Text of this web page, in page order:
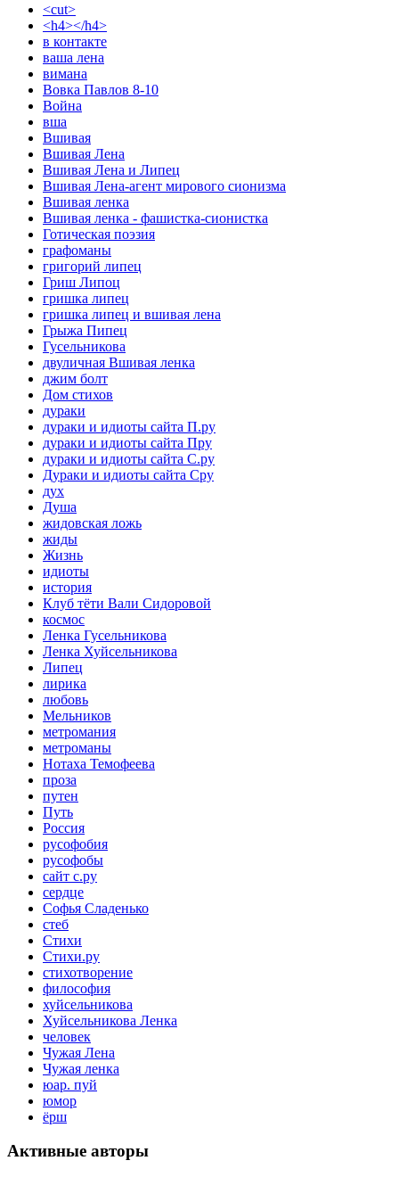
<cut>
<h4></h4>
в контакте
ваша лена
вимана
Вовка Павлов 8-10
Война
вша
Вшивая
Вшивая Лена
Вшивая Лена и Липец
Вшивая Лена-агент мирового сионизма
Вшивая ленка
Вшивая ленка - фашистка-сионистка
Готическая поэзия
графоманы
григорий липец
Гриш Липоц
гришка липец
гришка липец и вшивая лена
Грыжа Пипец
Гусельникова
двуличная Вшивая ленка
джим болт
Дом стихов
дураки
дураки и идиоты сайта П.ру
дураки и идиоты сайта Пру
дураки и идиоты сайта С.ру
Дураки и идиоты сайта Сру
дух
Душа
жидовская ложь
жиды
Жизнь
идиоты
история
Клуб тёти Вали Сидоровой
космос
Ленка Гусельникова
Ленка Хуйсельникова
Липец
лирика
любовь
Мельников
метромания
метроманы
Нотаха Темофеева
проза
путен
Путь
Россия
русофобия
русофобы
сайт с.ру
сердце
Софья Сладенько
стеб
Стихи
Стихи.ру
стихотворение
философия
хуйсельникова
Хуйсельникова Ленка
человек
Чужая Лена
Чужая ленка
юар. пуй
юмор
ёрш
Активные авторы